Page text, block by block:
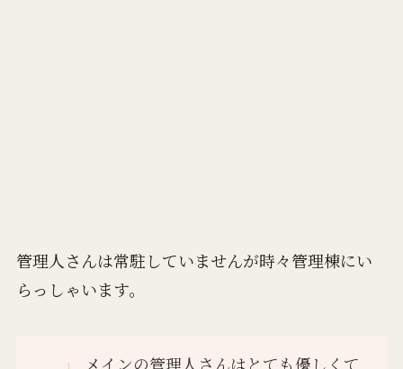
管理人さんは常駐していませんが時々管理棟にい
らっしゃいます。
メインの管理人さんはとても優しくて